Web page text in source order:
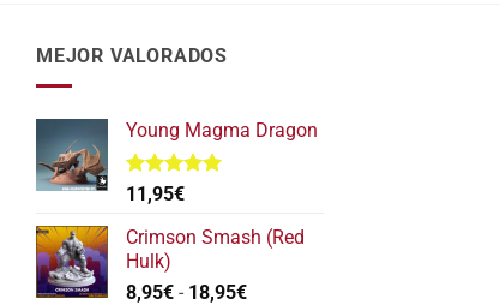
MEJOR VALORADOS
Young Magma Dragon
Valorado
con
de 5
11,95€
Crimson Smash (Red
Hulk)
8,95€ - 18,95€Rango